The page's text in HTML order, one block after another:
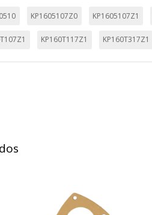
KP1605107Z0 KP1605107Z1
KP160T117Z1 KP160T317Z1
y dispositivo de Internet.
al pie de la página. También